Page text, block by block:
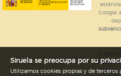
Google;
página
móviles
Siruela se preocupa por su
Utilizamos cookies propias y de terceros